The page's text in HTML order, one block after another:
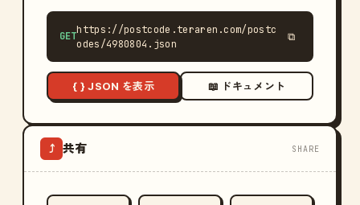
GET
https://postcode.teraren.com/postc
odes/4980804.json
⧉
{ } JSON を表示 📖 ドキュメント
⤴ 共有 SHARE